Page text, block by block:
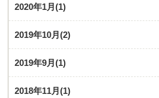
2020年1月(1)
2019年10月(2)
2019年9月(1)
2018年11月(1)